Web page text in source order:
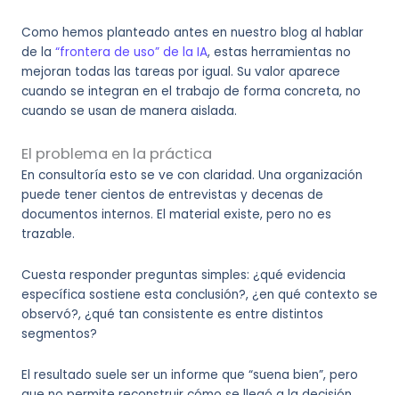
Como hemos planteado antes en nuestro blog al hablar
de la “frontera de uso” de la IA, estas herramientas no
mejoran todas las tareas por igual. Su valor aparece
cuando se integran en el trabajo de forma concreta, no
cuando se usan de manera aislada.
El problema en la práctica
En consultoría esto se ve con claridad. Una organización
puede tener cientos de entrevistas y decenas de
documentos internos. El material existe, pero no es
trazable.
Cuesta responder preguntas simples: ¿qué evidencia
específica sostiene esta conclusión?, ¿en qué contexto se
observó?, ¿qué tan consistente es entre distintos
segmentos?
El resultado suele ser un informe que “suena bien”, pero